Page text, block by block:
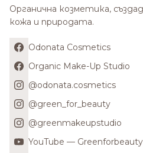
Органична козметика,
кожа и природата.
Odonata Cosmetics
Organic Make-Up Studio
@odonata.cosmetics
@green_for_beauty
@greenmakeupstudio
YouTube — Greenforbeauty